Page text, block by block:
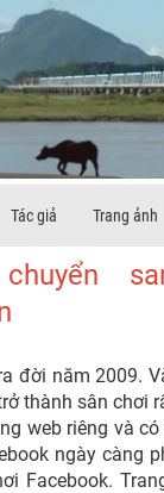
Tác giả Trang ảnh
chuyển
đời năm 2009.
thành sân chơi
web riêng và
ngày càng
Facebook.